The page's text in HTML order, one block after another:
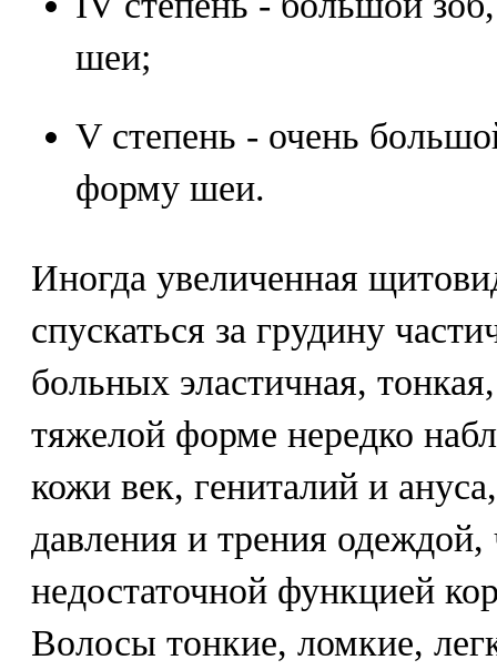
шеи;
V степень - очень
форму шеи.
Иногда увеличенная
спускаться за грудину
больных эластичная,
тяжелой форме нередко
кожи век, гениталий и
давления и трения одеждой,
недостаточной функцией
Волосы тонкие, ломкие,